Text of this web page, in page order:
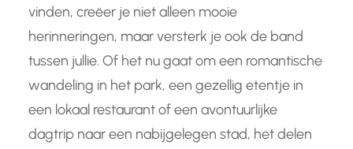
vinden, creëer je niet alleen mooie
herinneringen, maar versterk je ook de band
tussen jullie. Of het nu gaat om een romantische
wandeling in het park, een gezellig etentje in
een lokaal restaurant of een avontuurlijke
dagtrip naar een nabijgelegen stad, het delen